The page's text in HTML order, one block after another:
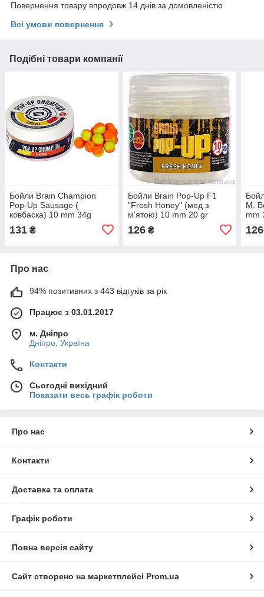
Повернення товару впродовж 14 днів за домовленістю
Всі умови повернення
Подібні товари компанії
Бойли Brain Champion
Pop-Up Sausage (
ковбаска) 10 mm 34g
131 ₴
Бойли Brain Pop-Up F1
"Fresh Honey" (мед з
м'ятою) 10 mm 20 gr
126₴
M.
mm
126
Про нас
94% позитивних з 443 відгуків за рік
Працює з 03.01.2017
м. Дніпро
Дніпро, Україна
Контакти
Сьогодні вихідний
Показати весь графік роботи
Про нас
Контакти
Доставка та оплата
Графік роботи
Повна версія сайту
Сайт створено на маркетплейсі Prom.ua